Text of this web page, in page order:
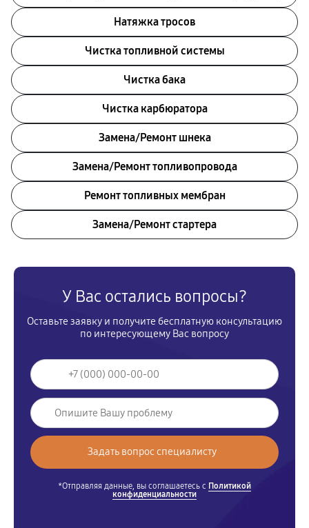
Натяжка тросов
Чистка топливной системы
Чистка бака
Чистка карбюратора
Замена/Pемонт шнека
Замена/Pемонт топливопровода
Ремонт топливных мембран
Замена/Pемонт стартера
У Вас остались вопросы?
Оставьте заявку и получите бесплатную консультацию
по интересующему Вас вопросу
*Отправляя данные, вы соглашаетесь с Политикой
конфиденциальности